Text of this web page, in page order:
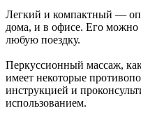
Легкий и компактный —
дома, и в офисе. Его можно
любую поездку.
Перкуссионный массаж,
имеет некоторые
инструкцией и
использованием.